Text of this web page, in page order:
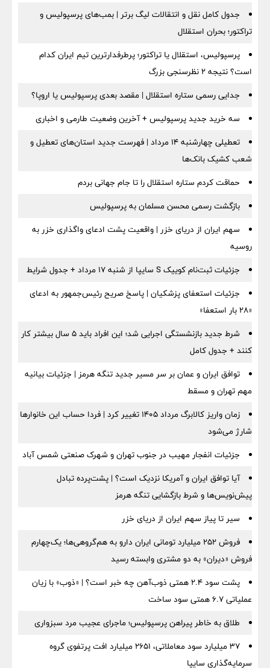
جدول کامل نقل و انتقالات لیگ برتر | بمب‌های پرسپولیس و
تراکتور؛ بحران استقلال
پرسپولیس، استقلال یا تراکتور؛ پرطرفدارترین تیم ایران کدام
است؟ نتیجه ۲ نظرسنجی بزرگ
جدایی رسمی ستاره استقلال | مقصد بعدی پرسپولیس یا اروپا؟
سه خرید جدید پرسپولیس + آخرین وضعیت طارمی و اخباری
تعطیلی چهارشنبه ۱۴ مرداد | فهرست جدید استان‌های تعطیل و
شعب کشیک بانک‌ها
حماقت کردم ستاره استقلال را تا جام جهانی بردم
بازگشت رسمی محسن مسلمان به پرسپولیس
سهم ایران از دریای خزر | واقعیت پشت ادعای واگذاری خزر به
روسیه
جزئیات ثبت‌نام کوییک S سایپا از شنبه ۱۷ مرداد + جدول شرایط
جزئیات استعفای پزشکیان | پاسخ صریح رئیس‌جمهور به ادعای
«۲۸ بار استعفا»
شرط جدید بازنشستگی اجرایی شد؛ این افراد باید ۵ سال بیشتر کار
کنند + جدول کامل
توافق ایران و عمان بر سر مسیر جدید تنگه هرمز | جزئیات بیانیه
مهم تهران و مسقط
زمان واریز کالابرگ مرداد ۱۴۰۵ تغییر کرد | فردا حساب این خانوارها
شارژ می‌شود
جزئیات انفجار مهیب در جنوب تهران و شهرک صنعتی شمس آباد
آیا توافق ایران و آمریکا نزدیک است؟ | پشت‌پرده تبادل
پیش‌نویس‌ها و شرط بازگشایی تنگه هرمز
سیر تا پیاز سهم ایران از دریای خزر
فروش ۲۵۲ میلیارد تومانی ایران دارو به هم‌گروهی‌ها؛ یک‌چهارم
فروش «دیران» به دو مشتری وابسته رسید
پشت سود ۲.۴ همتی ذوب‌آهن چه خبر است؟ | «ذوب» با زیان
عملیاتی ۶.۷ همتی سود ساخت
طلاق به خاطر پیراهن پرسپولیس؛ ماجرای عجیب مرد سبزواری
۳۷ میلیارد سود معاملاتی، ۲۶۵۱ میلیارد افت پرتفوی گروه
سرمایه‌گذاری سایپا